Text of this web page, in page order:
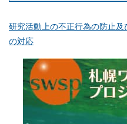
研究活動上の不正行為の防止
の対応